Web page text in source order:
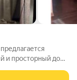
построенное в